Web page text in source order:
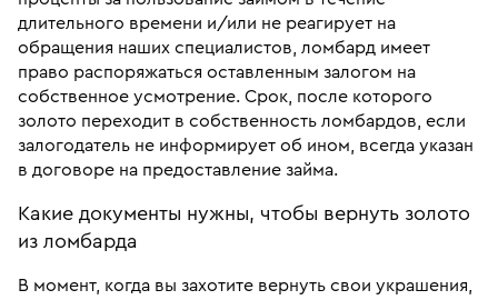
длительного времени и/или не реагирует на
обращения наших специалистов, ломбард имеет
право распоряжаться оставленным залогом на
собственное усмотрение. Срок, после которого
золото переходит в собственность ломбардов, если
залогодатель не информирует об ином, всегда указан
в договоре на предоставление займа.
Какие документы нужны, чтобы вернуть золото
из ломбарда
В момент, когда вы захотите вернуть свои украшения,